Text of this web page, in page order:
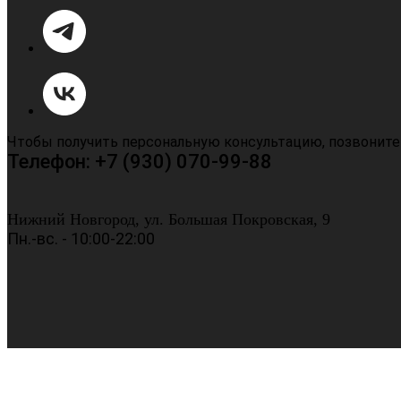
Чтобы получить персональную консультацию,
Телефон: +7 (930) 070-99-88
Нижний Новгород, ул. Большая Покровская, 9
Пн.-вс. - 10:00-22:00